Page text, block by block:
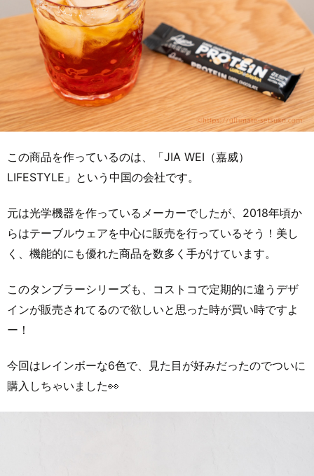
この商品を作っているのは、「JIA WEI（嘉威）
LIFESTYLE」という中国の会社です。
元は光学機器を作っているメーカーでしたが、2018年頃か
らはテーブルウェアを中心に販売を行っているそう！美し
く、機能的にも優れた商品を数多く手がけています。
このタンブラーシリーズも、コストコで定期的に違うデザ
インが販売されてるので欲しいと思った時が買い時ですよ
ー！
今回はレインボーな6色で、見た目が好みだったのでついに
購入しちゃいました👀